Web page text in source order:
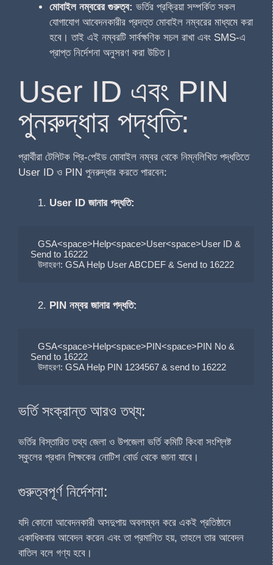
মোবাইল নম্বরের গুরুত্ব: ভর্তির প্রক্রিয়া সম্পর্কিত সকল
যোগাযোগ আবেদনকারীর প্রদত্ত মোবাইল নম্বরের মাধ্যমে করা
হবে। তাই এই নম্বরটি সার্বক্ষণিক সচল রাখা এবং SMS-এ
প্রাপ্ত নির্দেশনা অনুসরণ করা উচিত।
User ID এবং PIN
পুনরুদ্ধার পদ্ধতি:
প্রার্থীরা টেলিটক প্রি-পেইড মোবাইল নম্বর থেকে নিম্নলিখিত পদ্ধতিতে
User ID ও PIN পুনরুদ্ধার করতে পারবেন:
User ID জানার পদ্ধতি:
Send to 16222
   উদাহরণ: GSA Help User ABCDEF & Send to 16222
PIN নম্বর জানার পদ্ধতি:
Send to 16222
   উদাহরণ: GSA Help PIN 1234567 & send to 16222
ভর্তি সংক্রান্ত আরও তথ্য:
ভর্তির বিস্তারিত তথ্য জেলা ও উপজেলা ভর্তি কমিটি কিংবা সংশ্লিষ্ট
স্কুলের প্রধান শিক্ষকের নোটিশ বোর্ড থেকে জানা যাবে।
গুরুত্বপূর্ণ নির্দেশনা:
যদি কোনো আবেদনকারী অসদুপায় অবলম্বন করে একই প্রতিষ্ঠানে
একাধিকবার আবেদন করেন এবং তা প্রমাণিত হয়, তাহলে তার আবেদন
বাতিল বলে গণ্য হবে।